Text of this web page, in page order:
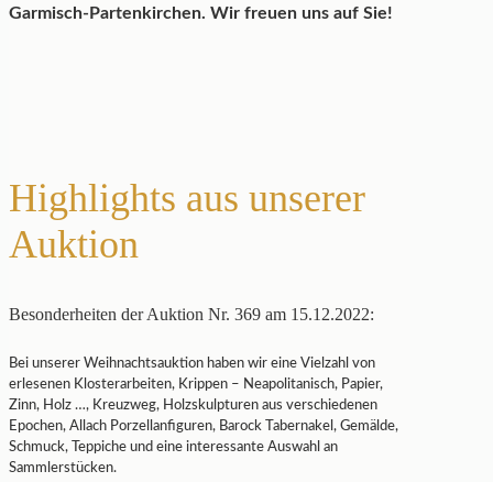
Garmisch-Partenkirchen. Wir freuen uns auf Sie!
Highlights aus unserer
Auktion
Besonderheiten der Auktion Nr. 369 am 15.12.2022:
Bei unserer Weihnachtsauktion haben wir eine Vielzahl von
erlesenen Klosterarbeiten, Krippen – Neapolitanisch, Papier,
Zinn, Holz …, Kreuzweg, Holzskulpturen aus verschiedenen
Epochen, Allach Porzellanfiguren, Barock Tabernakel, Gemälde,
Schmuck, Teppiche und eine interessante Auswahl an
Sammlerstücken.